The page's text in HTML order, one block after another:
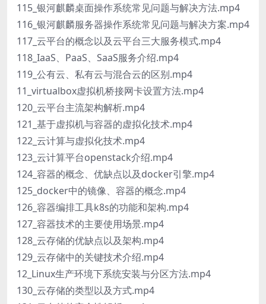
115_银河麒麟桌面操作系统常见问题与解决方法.mp4
116_银河麒麟服务器操作系统常见问题与解决方案.mp4
117_云平台的概念以及云平台三大服务模式.mp4
118_IaaS、PaaS、SaaS服务介绍.mp4
119_公有云、私有云与混合云的区别.mp4
11_virtualbox虚拟机桥接网卡设置方法.mp4
120_云平台主流架构解析.mp4
121_基于虚拟机与容器的虚拟化技术.mp4
122_云计算与虚拟化技术.mp4
123_云计算平台openstack介绍.mp4
124_容器的概念、优缺点以及docker引擎.mp4
125_docker中的镜像、容器的概念.mp4
126_容器编排工具k8s的功能和架构.mp4
127_容器技术的主要使用场景.mp4
128_云存储的优缺点以及架构.mp4
129_云存储中的关键技术介绍.mp4
12_Linux生产环境下系统安装与分区方法.mp4
130_云存储的类型以及方式.mp4